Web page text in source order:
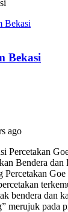
Bekasi
Bekasi
ago
Percetakan
Bendera
bendera dan
merujuk pada